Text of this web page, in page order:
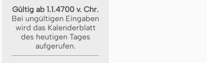
Gültig ab 1.1.4700 v. Chr.
Bei ungültigen Eingaben
wird das Kalenderblatt
des heutigen Tages
aufgerufen.